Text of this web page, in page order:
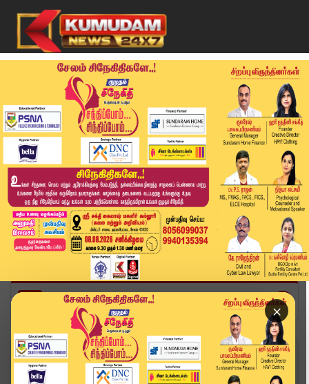
×
Home
வீடியோ ஸ்டோரி
BREAKING : முதல்வர் விஜய்க்கு இடியை இறக்கிய உய...